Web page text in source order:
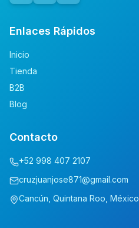
Enlaces Rápidos
Inicio
Tienda
B2B
Blog
Contacto
+52 998 407 2107
cruzjuanjose871@gmail.com
Cancún, Quintana Roo, México